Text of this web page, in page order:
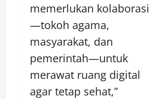
memerlukan kolaborasi
—tokoh agama,
masyarakat, dan
pemerintah—untuk
merawat ruang digital
agar tetap sehat,”